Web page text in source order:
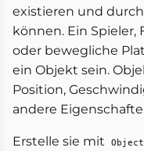
existieren und
können. Ein Spieler,
oder bewegliche
ein Objekt sein.
Position,
andere
Erstelle sie mit